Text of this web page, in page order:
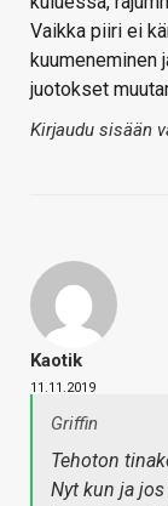
Vaikka piiri ei
kuumeneminen
juotokset
Kirjaudu sisään
Kaotik
11.11.2019
Griffin
Tehoton
Nyt kun ja